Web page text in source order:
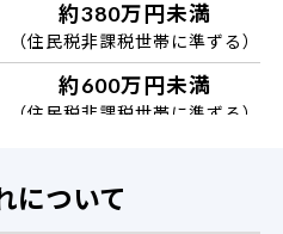
約380万円未満
（住民税非課税世帯に準ずる）
約600万円未満
（住民税非課税世帯に準ずる）
について